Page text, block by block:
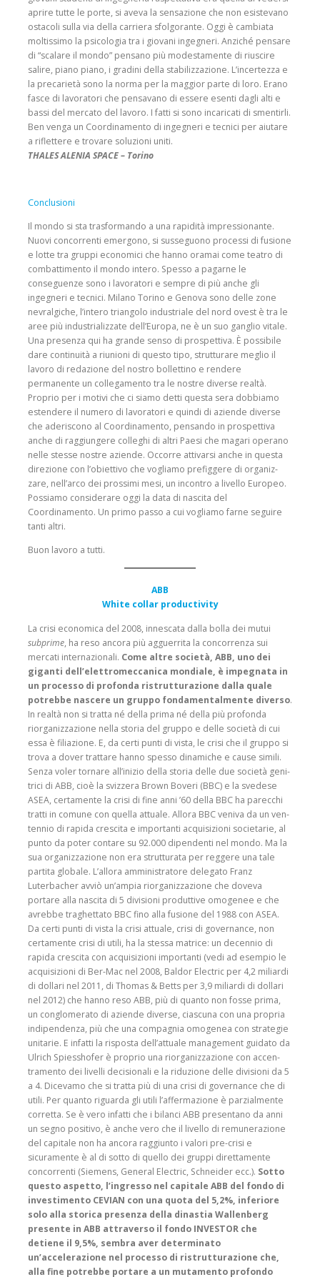
aprire tutte le porte, si aveva la sensa­zione che non esistevano
ostacoli sulla via della carriera sfolgorante. Oggi è cambiata
moltissimo la psicologia tra i giovani ingegneri. Anziché pen­sare
di “scalare il mondo” pensano più modestamente di riuscire
salire, piano piano, i gradini della stabilizzazione. L’incertezza e
la precarietà sono la norma per la maggior parte di loro. Erano
fasce di lavoratori che pensavano di essere esenti dagli alti e
bassi del mercato del lavoro. I fatti si sono incaricati di smentirli.
Ben venga un Coordinamento di ingegneri e tecnici per aiutare
a riflettere e trovare soluzioni uniti.
THALES ALENIA SPACE – Torino
Conclusioni
Il mondo si sta trasformando a una rapidità impressionante.
Nuovi concorrenti emergono, si susseguono processi di fusione
e lotte tra gruppi economici che hanno oramai come teatro di
combattimento il mondo intero. Spesso a pagarne le
conseguenze sono i lavoratori e sempre di più anche gli
ingegneri e tecnici. Milano Torino e Genova sono delle zone
nevralgiche, l’intero triangolo industriale del nord ovest è tra le
aree più indu­strializzate dell’Europa, ne è un suo ganglio vitale.
Una presenza qui ha grande senso di prospettiva. È possi­bile
dare continuità a riunioni di questo tipo, strutturare meglio il
lavoro di redazione del nostro bollettino e rendere
permanente un collegamento tra le nostre diverse realtà.
Proprio per i motivi che ci siamo detti que­sta sera dobbiamo
estendere il numero di lavoratori e quindi di aziende diverse
che aderiscono al Coordina­mento, pensando in prospettiva
anche di raggiungere colleghi di altri Paesi che magari operano
nelle stesse nostre aziende. Occorre attivarsi anche in questa
direzione con l’obiettivo che vogliamo prefiggere di organiz­
zare, nell’arco dei prossimi mesi, un incontro a livello Europeo.
Possiamo considerare oggi la data di nascita del
Coordinamento. Un primo passo a cui vogliamo farne seguire
tanti altri.
Buon lavoro a tutti.
ABB
White collar productivity
La crisi economica del 2008, innescata dalla bolla dei mutui
subprime, ha reso ancora più agguerrita la con­correnza sui
mercati interna­zionali. Come altre società, ABB, uno dei
giganti dell’e­lettromeccanica mondiale, è impegnata in
un processo di profonda ristrutturazione dalla quale
potrebbe nascere un gruppo fondamental­mente diverso.
In realtà non si tratta né della prima né della più profonda
riorga­nizzazione nella storia del gruppo e delle società di cui
essa è filiazione. E, da certi punti di vista, le crisi che il gruppo si
trova a dover trat­tare hanno spesso dinami­che e cause simili.
Senza voler tornare all’inizio della storia delle due società geni­
trici di ABB, cioè la svizzera Brown Boveri (BBC) e la sve­dese
ASEA, certamente la crisi di fine anni ’60 della BBC ha parecchi
tratti in comune con quella attuale. Allora BBC veniva da un ven­
tennio di rapida crescita e importanti acquisizioni socie­tarie, al
punto da poter con­tare su 92.000 dipendenti nel mondo. Ma la
sua organiz­zazione non era strutturata per reggere una tale
par­tita globale. L’allora ammi­nistratore delegato Franz
Luterbacher avviò un’ampia riorganizzazione che doveva
portare alla nascita di 5 divi­sioni produttive omogenee e che
avrebbe traghettato BBC fino alla fusione del 1988 con ASEA.
Da certi punti di vista la crisi attuale, crisi di governance, non
cer­tamente crisi di utili, ha la stessa matrice: un decen­nio di
rapida crescita con acquisizioni importanti (vedi ad esempio le
acquisizioni di Ber-Mac nel 2008, Bal­dor Electric per 4,2 miliardi
di dollari nel 2011, di Tho­mas & Betts per 3,9 miliardi di dollari
nel 2012) che hanno reso ABB, più di quanto non fosse prima,
un conglo­merato di aziende diverse, ciascuna con una propria
indipendenza, più che una compagnia omogenea con strategie
unitarie. E infatti la risposta dell’attuale mana­gement guidato da
Ulrich Spiesshofer è proprio una riorganizzazione con accen­
tramento dei livelli deci­sionali e la riduzione delle divisioni da 5
a 4. Dicevamo che si tratta più di una crisi di governance che di
utili. Per quanto riguarda gli utili l’af­fermazione è parzialmente
corretta. Se è vero infatti che i bilanci ABB presentano da anni
un segno positivo, è anche vero che il livello di remunerazione
del capitale non ha ancora raggiunto i valori pre-crisi e
sicuramente è al di sotto di quello dei gruppi direttamente
concor­renti (Siemens, General Elec­tric, Schneider ecc.). Sotto
questo aspetto, l’ingresso nel capitale ABB del fondo di
investimento CEVIAN con una quota del 5,2%, inferiore
solo alla storica presenza della dinastia Wallenberg
presente in ABB attraverso il fondo INVESTOR che
detiene il 9,5%, sembra aver deter­minato
un’accelerazione nel processo di ristrutturazione che,
alla fine potrebbe por­tare a un mutamento pro­fondo